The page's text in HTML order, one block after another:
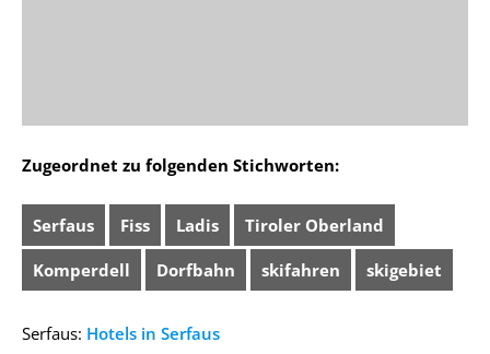
Zugeordnet zu folgenden Stichworten:
Serfaus Fiss Ladis Tiroler Oberland
Komperdell Dorfbahn skifahren skigebiet
Serfaus: Hotels in Serfaus